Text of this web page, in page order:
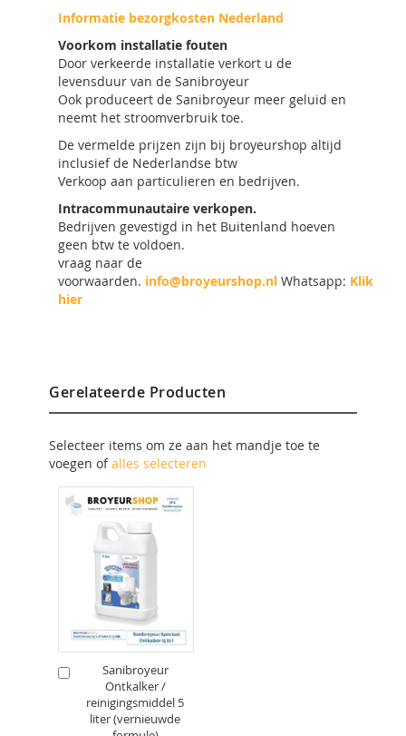
Informatie bezorgkosten Nederland
Voorkom installatie fouten
Door verkeerde installatie verkort u de
levensduur van de Sanibroyeur
Ook produceert de Sanibroyeur meer geluid en
neemt het stroomverbruik toe.
De vermelde prijzen zijn bij broyeurshop altijd
inclusief de Nederlandse btw
Verkoop aan particulieren en bedrijven.
Intracommunautaire verkopen.
Bedrijven gevestigd in het Buitenland hoeven
geen btw te voldoen.
vraag naar de
voorwaarden. info@broyeurshop.nl Whatsapp: Klik
hier
Gerelateerde Producten
Selecteer items om ze aan het mandje toe te
voegen ofalles selecteren
Sanibroyeur
Ontkalker /
reinigingsmiddel 5
liter (vernieuwde
Winkelwagen